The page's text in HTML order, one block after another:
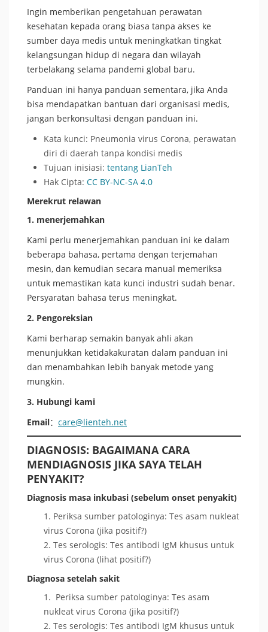
Ingin memberikan pengetahuan perawatan
kesehatan kepada orang biasa tanpa akses ke
sumber daya medis untuk meningkatkan tingkat
kelangsungan hidup di negara dan wilayah
terbelakang selama pandemi global baru.
Panduan ini hanya panduan sementara, jika Anda
bisa mendapatkan bantuan dari organisasi medis,
jangan berkonsultasi dengan panduan ini.
Kata kunci: Pneumonia virus Corona, perawatan
diri di daerah tanpa kondisi medis
Tujuan inisiasi: tentang LianTeh
Hak Cipta: CC BY-NC-SA 4.0
Merekrut relawan
1. menerjemahkan
Kami perlu menerjemahkan panduan ini ke dalam
beberapa bahasa, pertama dengan terjemahan
mesin, dan kemudian secara manual memeriksa
untuk memastikan kata kunci industri sudah benar.
Persyaratan bahasa terus meningkat.
2. Pengoreksian
Kami berharap semakin banyak ahli akan
menunjukkan ketidakakuratan dalam panduan ini
dan menambahkan lebih banyak metode yang
mungkin.
3. Hubungi kami
Email： care@lienteh.net
DIAGNOSIS: BAGAIMANA CARA
MENDIAGNOSIS JIKA SAYA TELAH
PENYAKIT?
Diagnosis masa inkubasi (sebelum onset penyakit)
Periksa sumber patologinya: Tes asam nukleat
virus Corona (jika positif?)
Tes serologis: Tes antibodi IgM khusus untuk
virus Corona (lihat positif?)
Diagnosa setelah sakit
Periksa sumber patologinya: Tes asam
nukleat virus Corona (jika positif?)
Tes serologis: Tes antibodi IgM khusus untuk